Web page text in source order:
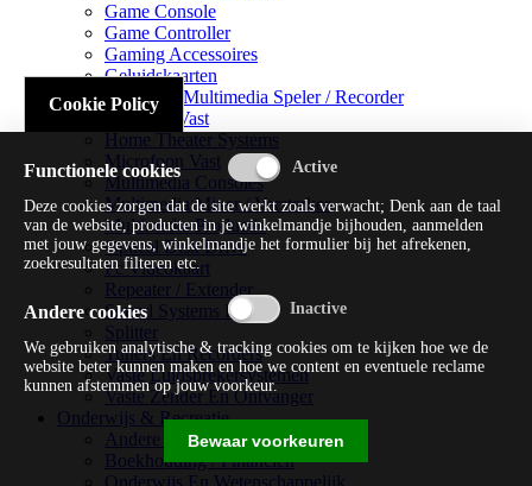
Game Console
Game Controller
Gaming Accessoires
Geluidskaarten
Handheld Multimedia Speler / Recorder
Headsets Vast
Home Theater Systems
Microfoon Vast
Multimedia Consoles
Multimedia Mixer / Versterker
Multimedia Productie
Optical Disk Drive
Pc Videokaart
Repeater / Extender
Sound Systems Hi-fi
Splitter
Tuners En Recorders
Vaste Luidsprekersystemen
Vaste Zender En Ontvanger
Onderwijs & Recreatie
Andere Beveiligingssoftware
Boekhouding / Financiën
Cookie Policy
Functionele cookies
Deze cookies zorgen dat de site werkt zoals verwacht; Denk aan de taal
van de website, producten in je winkelmandje bijhouden, aanmelden
met jouw gegevens, winkelmandje het formulier bij het afrekenen,
zoekresultaten filteren etc.
Andere cookies
We gebruiken analytische & tracking cookies om te kijken hoe we de
website beter kunnen maken en hoe we content en eventuele reclame
kunnen afstemmen op jouw voorkeur.
Bewaar voorkeuren